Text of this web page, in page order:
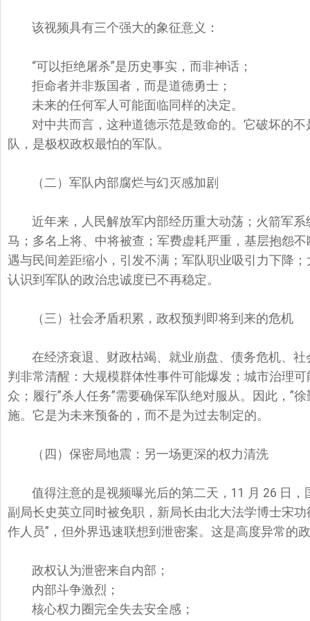
该视频具有三个强大的象征意义：
“可以拒绝屠杀”是历史事实，而非神话；
拒命者并非叛国者，而是道德勇士；
未来的任何军人可能面临同样的决定。
对中共而言，这种道德示范是致命的。它破坏的
队，是极权政权最怕的军队。
（二）军队内部腐烂与幻灭感加剧
近年来，人民解放军内部经历重大动荡；火箭军
马；多名上将、中将被查；军费虚耗严重，基层抱怨
遇与民间差距缩小，引发不满；军队职业吸引力下降
认识到军队的政治忠诚度已不再稳定。
（三）社会矛盾积累，政权预判即将到来的危机
在经济衰退、财政枯竭、就业崩盘、债务危机、
判非常清醒：大规模群体性事件可能爆发；城市治理
众；履行”杀人任务”需要确保军队绝对服从。因此，”
施。它是为未来预备的，而不是为过去制定的。
（四）保密局地震：另一场更深的权力清洗
值得注意的是视频曝光后的第二天，11 月 26 日
副局长史英立同时被免职，新局长由北大法学博士宋
作人员”，但外界迅速联想到泄密案。这是高度异常的
政权认为泄密来自内部；
内部斗争激烈；
核心权力圈完全失去安全感；